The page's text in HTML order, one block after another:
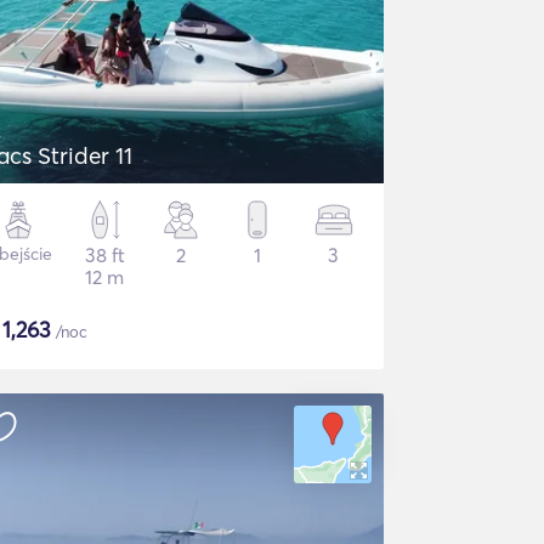
Strider 11
38 ft
12 m
2 1 3
1,263 /noc